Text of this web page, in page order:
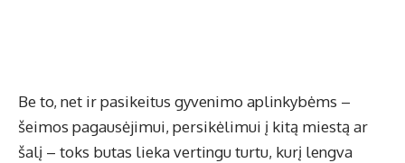
Be to, net ir pasikeitus gyvenimo aplinkybėms –
šeimos pagausėjimui, persikėlimui į kitą miestą ar
šalį – toks butas lieka vertingu turtu, kurį lengva